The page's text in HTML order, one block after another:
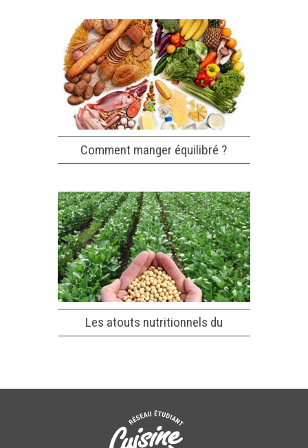
Comment manger équilibré ?
Les atouts nutritionnels du